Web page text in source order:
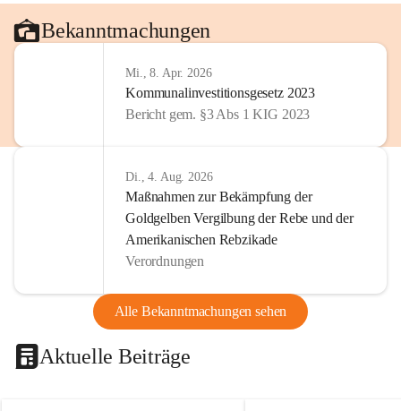
Bekanntmachungen
Mi., 8. Apr. 2026
Kommunalinvestitionsgesetz 2023
Bericht gem. §3 Abs 1 KIG 2023
Di., 4. Aug. 2026
Maßnahmen zur Bekämpfung der
Goldgelben Vergilbung der Rebe und der
Amerikanischen Rebzikade
Verordnungen
Alle Bekanntmachungen sehen
Aktuelle Beiträge